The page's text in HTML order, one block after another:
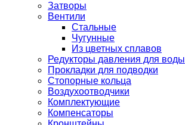
Затворы
Вентили
Стальные
Чугунные
Из цветных сплавов
Редукторы давления для воды
Прокладки для подводки
Стопорные кольца
Воздухоотводчики
Комплектующие
Компенсаторы